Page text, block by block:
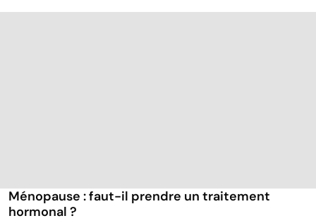
Ménopause : faut-il prendre un traitement
hormonal ?